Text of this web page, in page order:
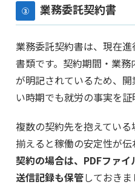
③ 業務委託契約書
業務委託契約書は、現在
書類です。契約期間・業
が明記されているため、
い時期でも就労の事実を証
複数の契約先を抱えてい
揃えると稼働の安定性が伝
契約の場合は、PDFファ
送信記録も保管しておきま